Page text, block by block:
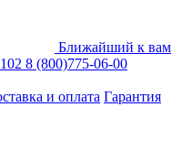
Ближайший к вам
8 (800)775-06-00
и оплата Гарантия